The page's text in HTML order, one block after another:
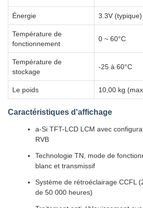
Énergie 3.3V (typique)
Température de
fonctionnement
0 ~ 60°C
Température de
stockage
-25 à 60°C
Le poids 10,00 kg
Caractéristiques d'affichage
a-Si TFT-LCD LCM avec
RVB
Technologie TN, mode de
blanc et transmissif
Système de rétroéclairage CCFL
de 50 000 heures)